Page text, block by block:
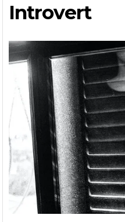
Introvert